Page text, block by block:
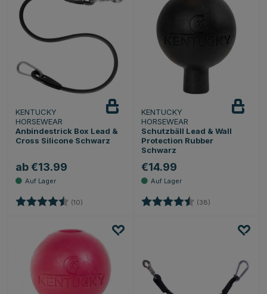
KENTUCKY
HORSEWEAR
Anbindestrick Box Lead &
Cross Silicone Schwarz
ab €13.99
Bewertung: (10) 4.9 von 5 Sternen
KENTUCKY
HORSEWEAR
Schutzbäll Lead & Wall
Protection Rubber
Schwarz
€14.99
Bewertung: (38)